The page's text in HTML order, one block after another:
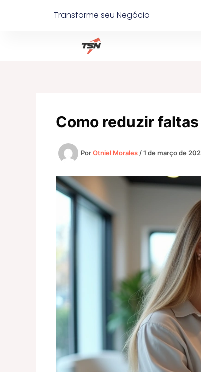
Transforme seu Negócio
Como reduzir
PorOtniel Morales /1 de março de